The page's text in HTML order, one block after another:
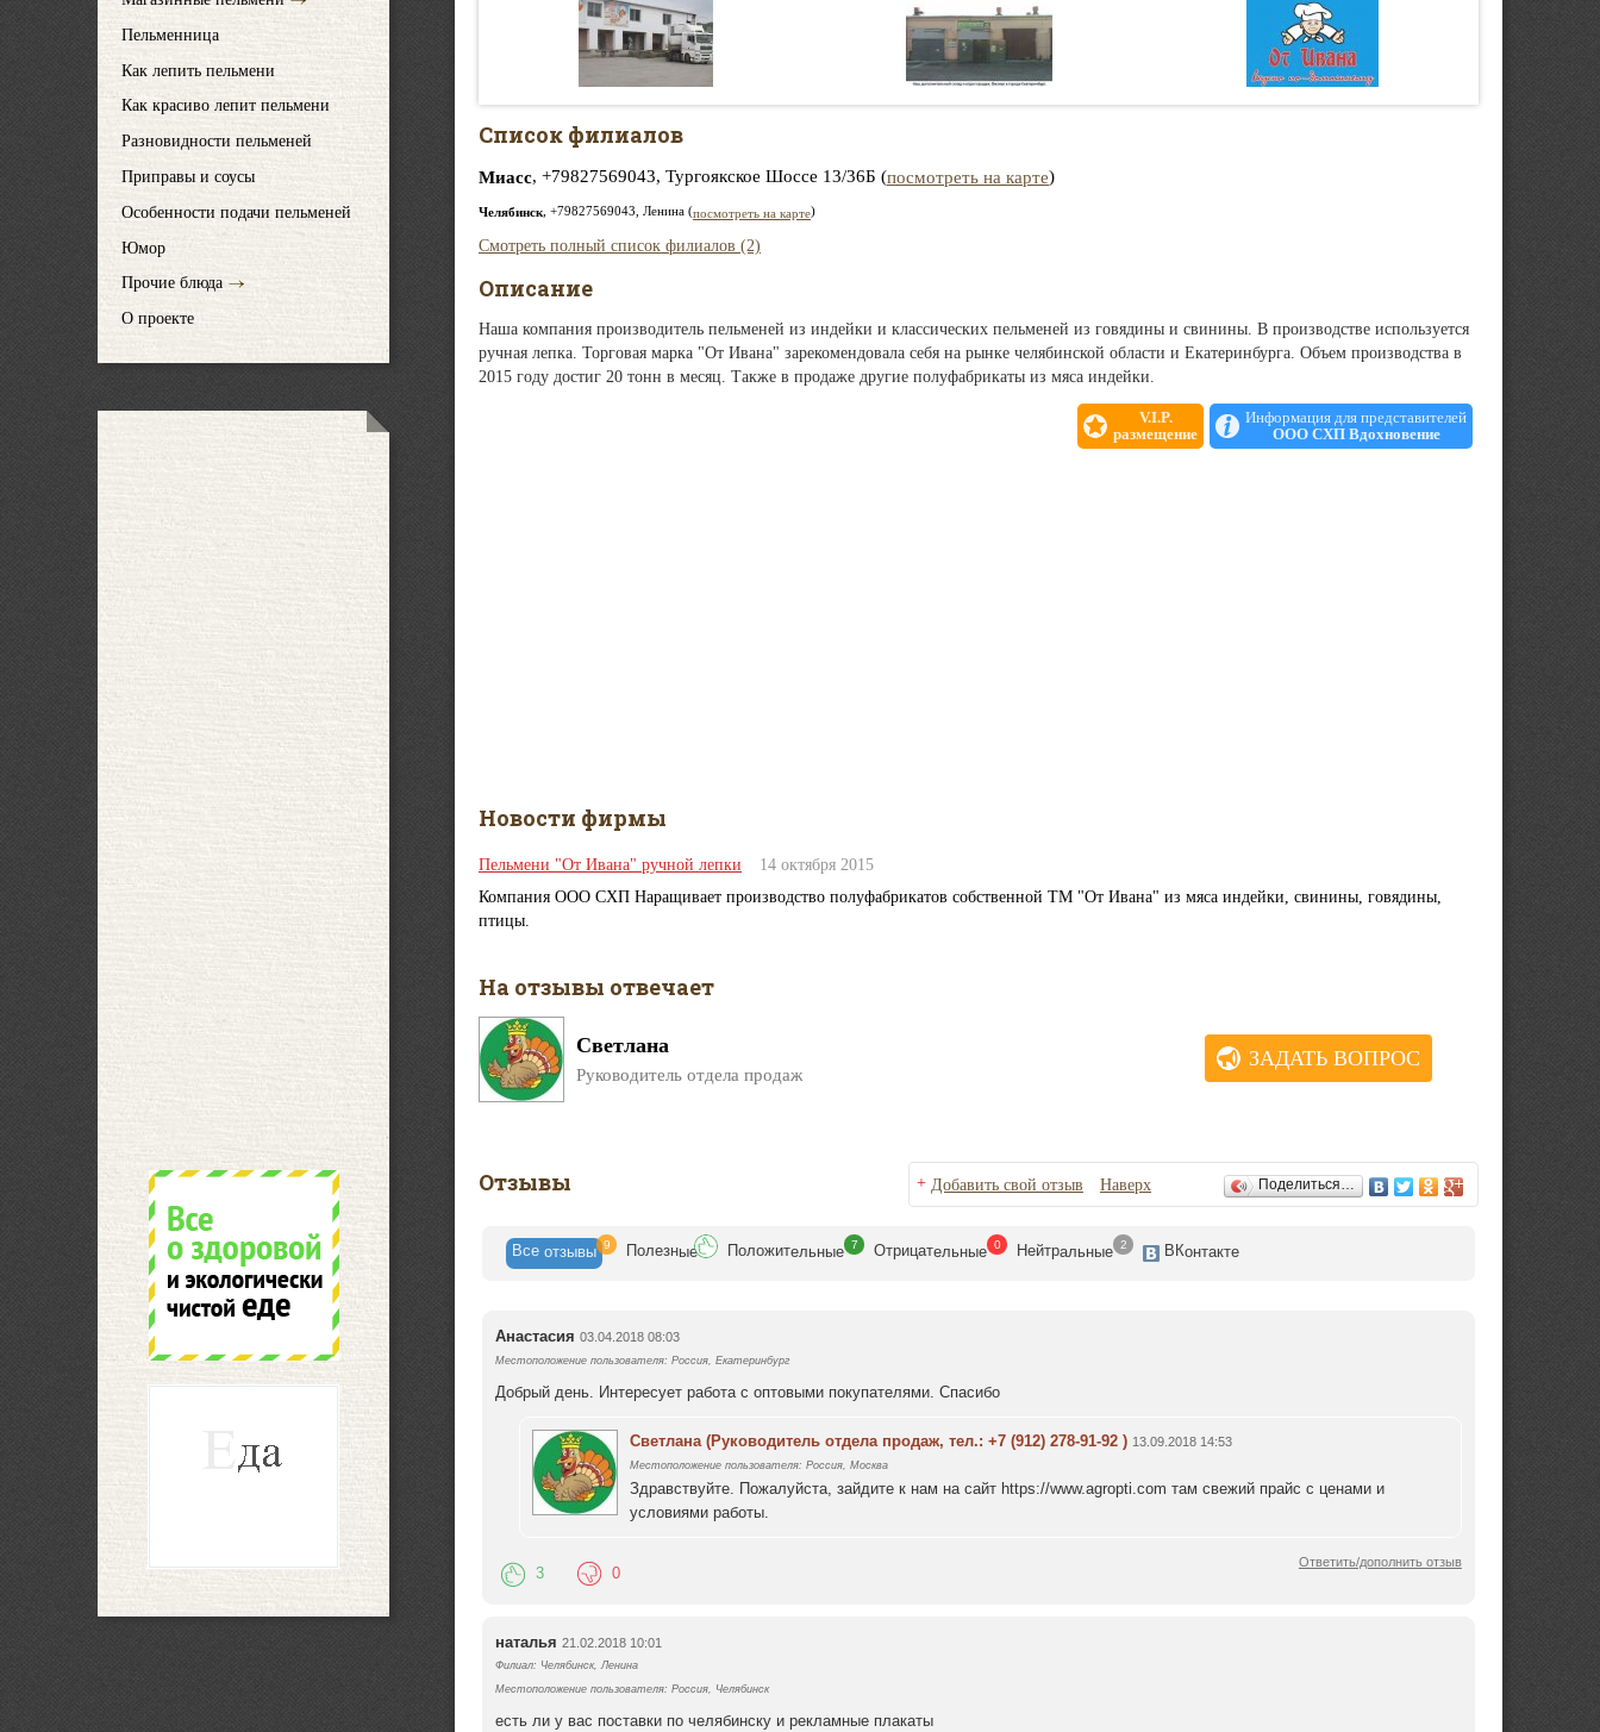
Пельменница
Как лепить пельмени
Как красиво лепит пельмени
Разновидности пельменей
Приправы и соусы
Особенности подачи пельменей
Юмор
Прочие блюда
О проекте
Список филиалов
Миасс, +79827569043, Тургоякское Шоссе 13/36Б (посмотреть на карте)
Челябинск, +79827569043, Ленина (посмотреть на карте)
Смотреть полный список филиалов (2)
Описание
Наша компания производитель пельменей из индейки и классических пельменей из говядины и свинины. В производстве используется
ручная лепка. Торговая марка "От Ивана" зарекомендовала себя на рынке челябинской области и Екатеринбурга. Объем производства в
2015 году достиг 20 тонн в месяц. Также в продаже другие полуфабрикаты из мяса индейки.
V.I.P.
размещение
Информация для представителей
ООО СХП Вдохновение
Новости фирмы
Пельмени "От Ивана" ручной лепки
14 октября 2015
Компания ООО СХП Наращивает производство полуфабрикатов собственной ТМ "От Ивана" из мяса индейки, свинины, говядины,
птицы.
На отзывы отвечает
Светлана
Руководитель отдела продаж
ЗАДАТЬ ВОПРОС
Отзывы + Добавить свой отзыв Наверх Поделиться…
Всеотзывы 9 Полезные Положительные 7 Отрицательные 0 Нейтральные 2 ВКонтакте
Анастасия 03.04.2018 08:03
Местоположение пользователя: Россия, Екатеринбург
Добрый день. Интересует работа с оптовыми покупателями. Спасибо
Светлана (Руководитель отдела продаж, тел.: +7 (912) 278-91-92 ) 13.09.2018 14:53
Местоположение пользователя: Россия, Москва
Здравствуйте. Пожалуйста, зайдите к нам на сайт https://www.agropti.com там свежий прайс с ценами и
условиями работы.
Ответить/дополнить отзыв
3 0
наталья 21.02.2018 10:01
Филиал: Челябинск, Ленина
Местоположение пользователя: Россия, Челябинск
есть ли у вас поставки по челябинску и рекламные плакаты